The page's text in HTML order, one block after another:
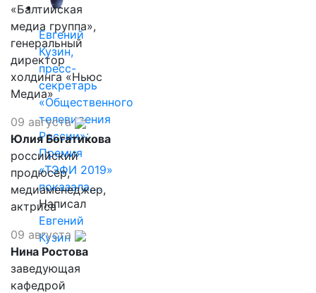
Евгений
Кузин,
пресс-
секретарь
«Общественного
телевидения
России»:
Премия
«ТЭФИ 2019»
показала,…
Написал
Евгений
Кузин
«Балтийская
медиа группа»,
генеральный
директор
холдинга «Ньюс
Медиа»
09 августа
Юлия Богатикова
российский
продюсер,
медиаменеджер,
актриса
09 августа
Нина Ростова
заведующая
кафедрой